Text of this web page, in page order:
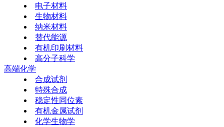
电子材料
生物材料
纳米材料
替代能源
有机印刷材料
高分子科学
高端化学
合成试剂
特殊合成
稳定性同位素
有机金属试剂
化学生物学